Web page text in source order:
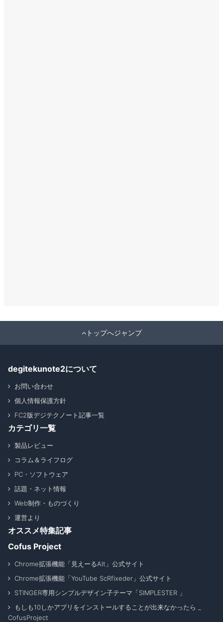
トップへジャンプ
degitekunote2について
お問い合わせ
個人情報保護方針
FC2版デジテクノート記事一覧
カテゴリ一覧
製品レビュー
コラム＆ライフログ
PC・ソフトウェア
話題・ネット情報
Web制作・ものづくり
運営より
オススメ特集記事
Cofus Project
Chrome拡張機能「見えーるAlt」公式サイト
Chrome拡張機能「YouTube ScRfixeder」公式サイト
STINGER専用シンプルデザイン子テーマ「SIMPLESTER 」
もしも10しかアプリをインストールすることが出来なかったら _
CofusProject